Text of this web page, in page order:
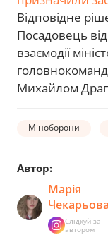
Відповідне
Посадовець
взаємодії
Михайлом
Міноборони
Автор:
Марія
Чекарьова
Слідкуй за
автором